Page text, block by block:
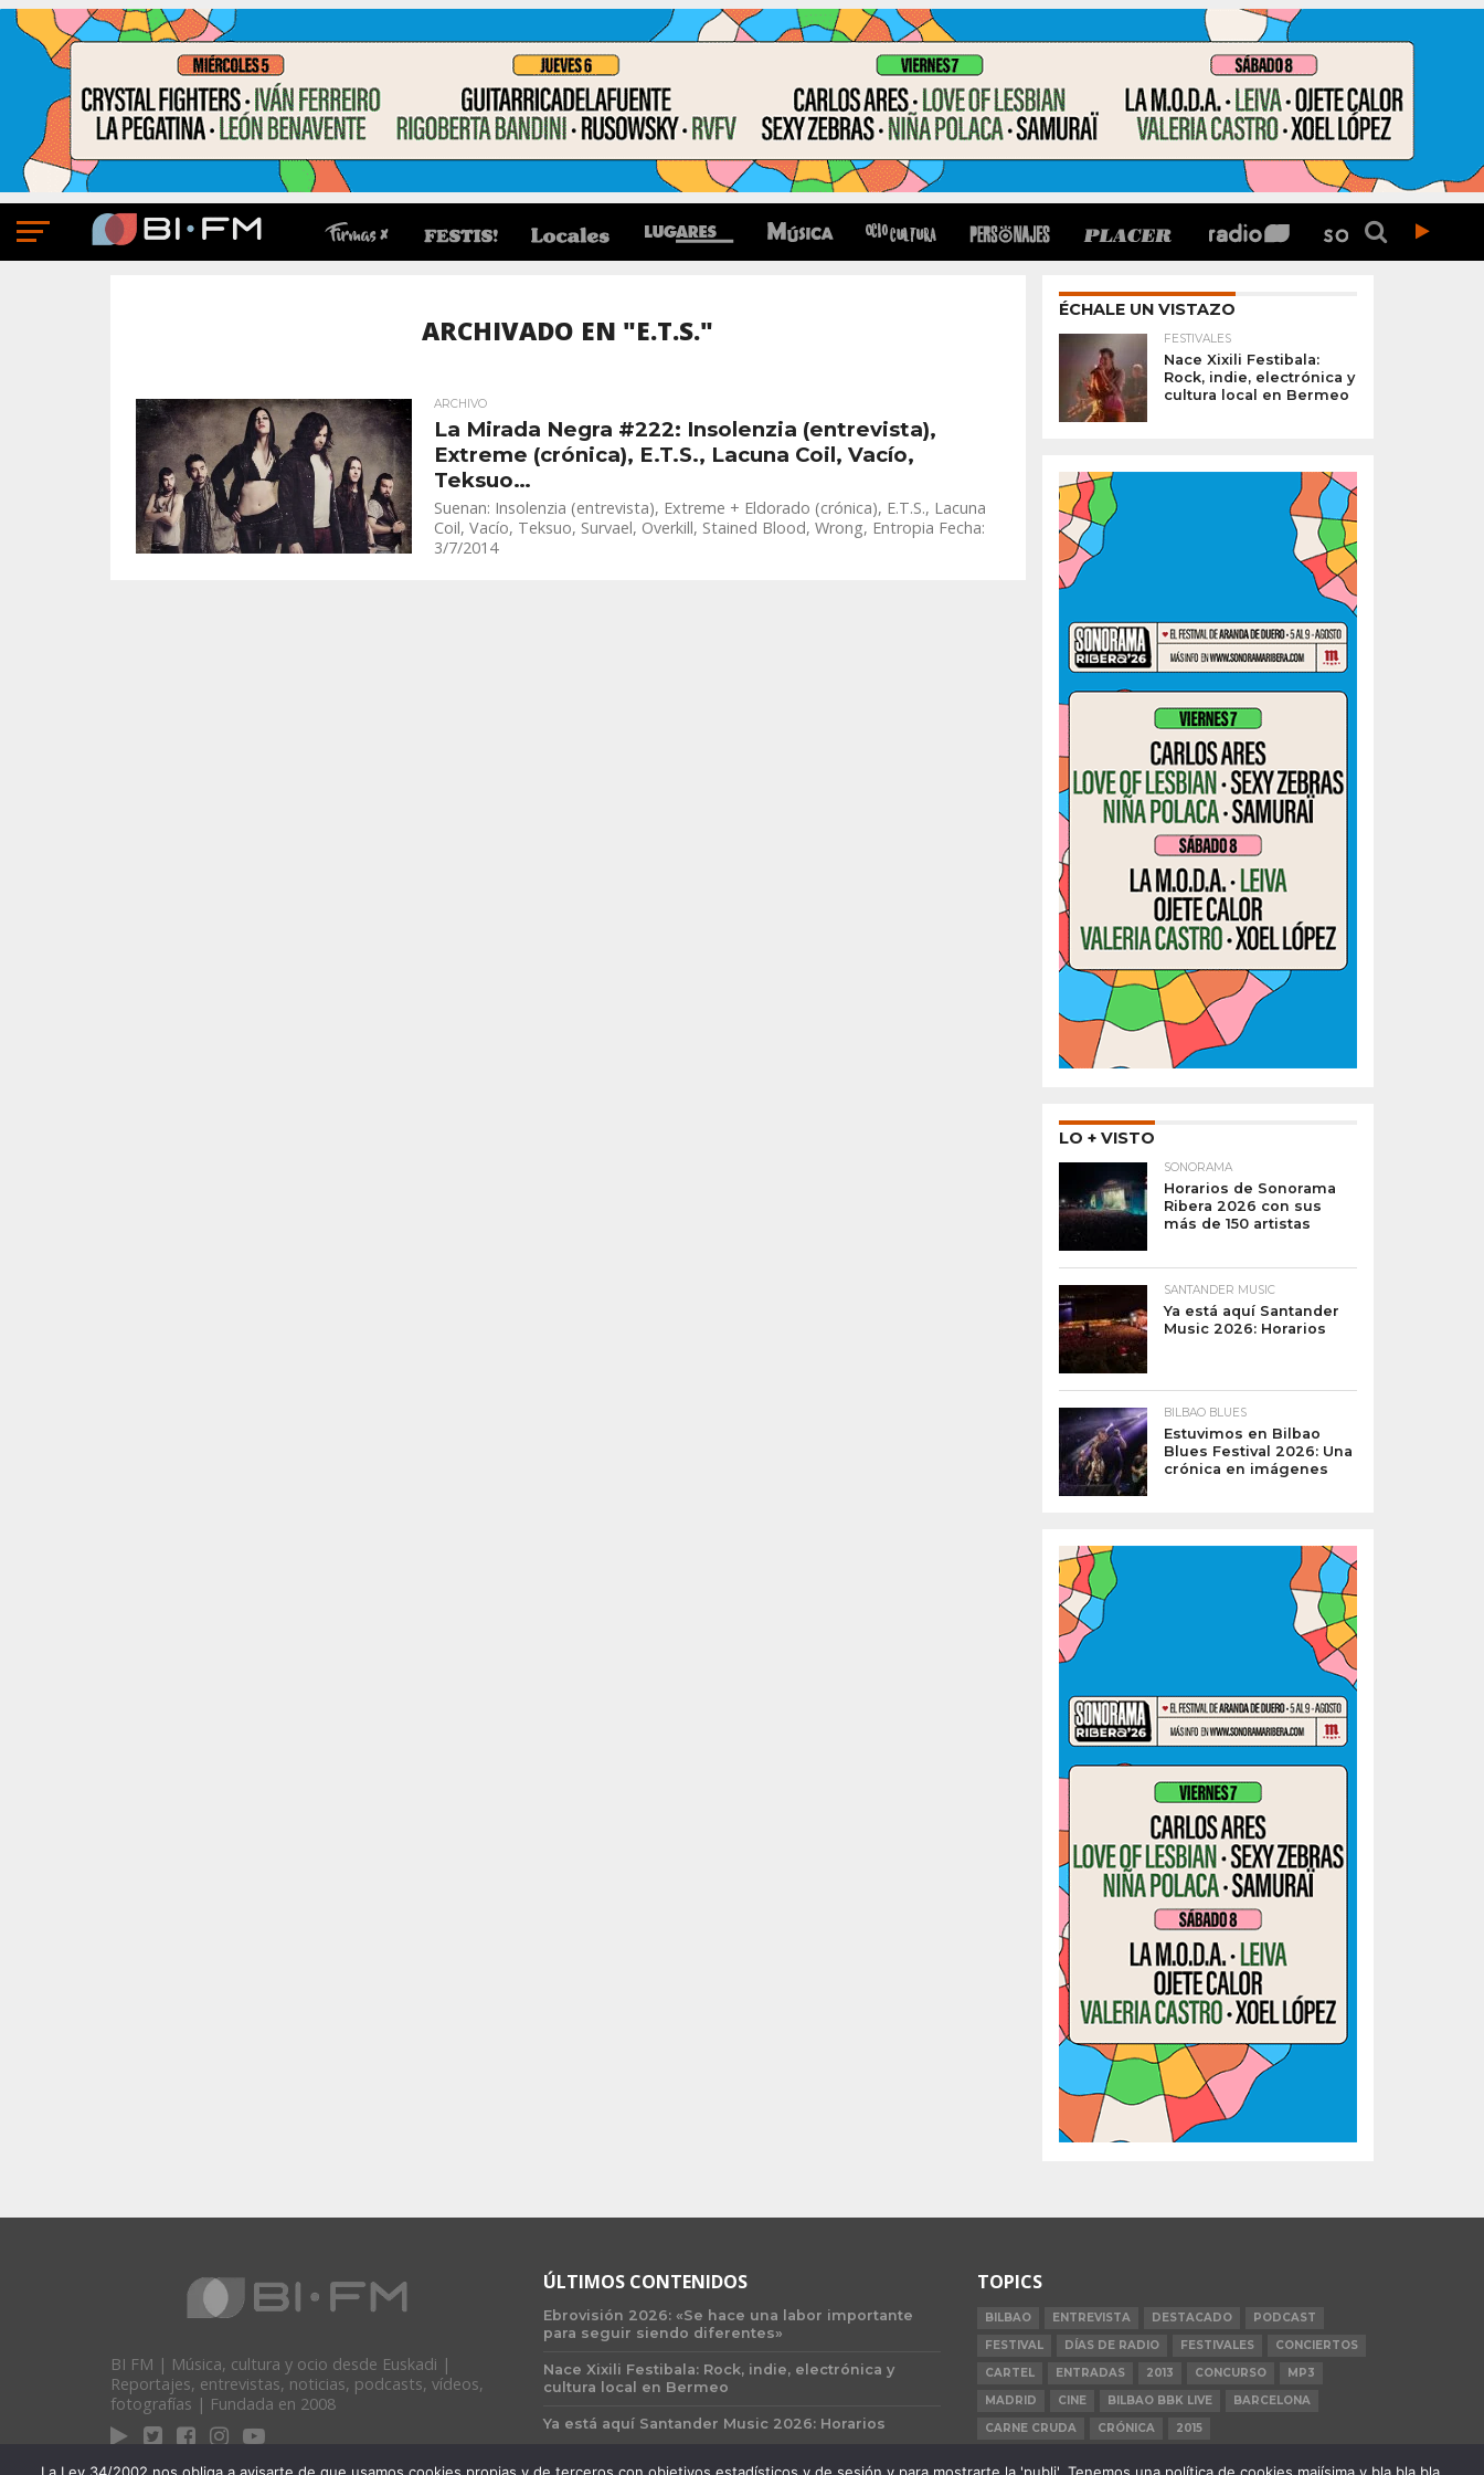
ARCHIVADO EN "E.T.S."
ARCHIVO
La Mirada Negra #222: Insolenzia (entrevista),
Extreme (crónica), E.T.S., Lacuna Coil, Vacío,
Teksuo…
Suenan: Insolenzia (entrevista), Extreme + Eldorado (crónica), E.T.S., Lacuna
Coil, Vacío, Teksuo, Survael, Overkill, Stained Blood, Wrong, Entropia Fecha:
3/7/2014
ÉCHALE UN VISTAZO
FESTIVALES
Nace Xixili Festibala:
Rock, indie, electrónica y
cultura local en Bermeo
LO + VISTO
SONORAMA
Horarios de Sonorama
Ribera 2026 con sus
más de 150 artistas
SANTANDER MUSIC
Ya está aquí Santander
Music 2026: Horarios
BILBAO BLUES
Estuvimos en Bilbao
Blues Festival 2026: Una
crónica en imágenes
BI FM | Música, cultura y ocio desde Euskadi |
Reportajes, entrevistas, noticias, podcasts, vídeos,
fotografías | Fundada en 2008
ÚLTIMOS CONTENIDOS
Ebrovisión 2026: «Se hace una labor importante
para seguir siendo diferentes»
Nace Xixili Festibala: Rock, indie, electrónica y
cultura local en Bermeo
Ya está aquí Santander Music 2026: Horarios
TOPICS
BILBAO ENTREVISTA DESTACADO
PODCAST
FESTIVAL
DÍAS DE RADIO FESTIVALES
CONCIERTOS
CARTEL
ENTRADAS 2013 CONCURSO
MP3
MADRID
CINE BILBAO BBK LIVE
BARCELONA
CARNE CRUDA
CRÓNICA 2015